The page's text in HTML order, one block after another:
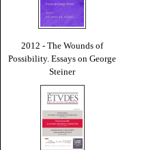
2012 - The Wounds of
Possibility. Essays on George
Steiner